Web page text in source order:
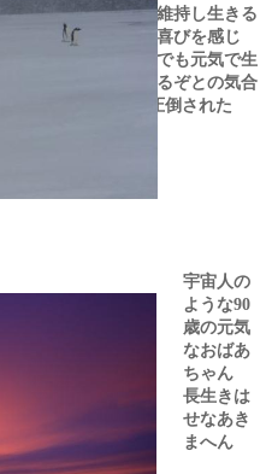
宇宙人の
ような90
歳の元気
なおばあ
ちゃん
長生きは
せなあき
まへん
健康を維持し生きる
事に喜びを感じ
いつまでも元気で生
きてやるぞとの気合
に圧倒された